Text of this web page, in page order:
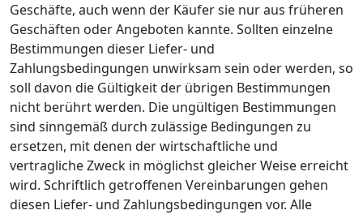
Geschäfte, auch wenn der Käufer sie nur aus früheren
Geschäften oder Angeboten kannte. Sollten einzelne
Bestimmungen dieser Liefer- und
Zahlungsbedingungen unwirksam sein oder werden, so
soll davon die Gültigkeit der übrigen Bestimmungen
nicht berührt werden. Die ungültigen Bestimmungen
sind sinngemäß durch zulässige Bedingungen zu
ersetzen, mit denen der wirtschaftliche und
vertragliche Zweck in möglichst gleicher Weise erreicht
wird. Schriftlich getroffenen Vereinbarungen gehen
diesen Liefer- und Zahlungsbedingungen vor. Alle